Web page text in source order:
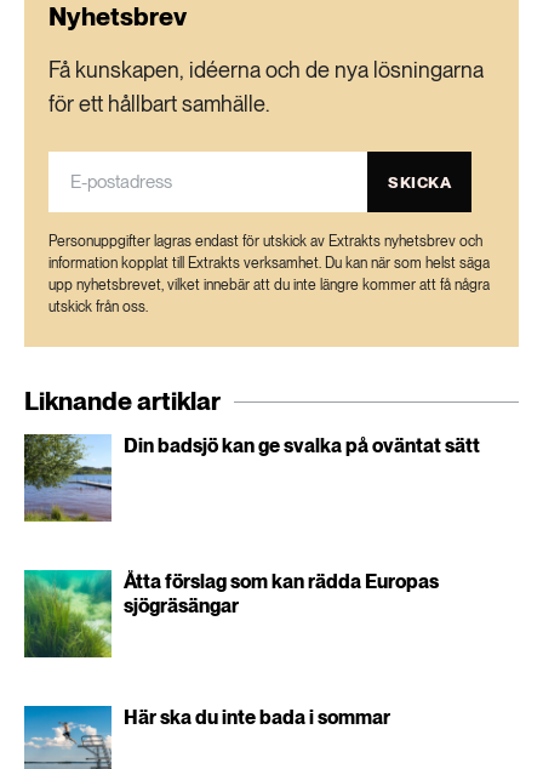
Nyhetsbrev
Få kunskapen, idéerna och de nya lösningarna
för ett hållbart samhälle.
SKICKA
Personuppgifter lagras endast för utskick av Extrakts nyhetsbrev och
information kopplat till Extrakts verksamhet. Du kan när som helst säga
upp nyhetsbrevet, vilket innebär att du inte längre kommer att få några
utskick från oss.
Liknande artiklar
Din badsjö kan ge svalka på oväntat sätt
Åtta förslag som kan rädda Europas
sjögräsängar
Här ska du inte bada i sommar